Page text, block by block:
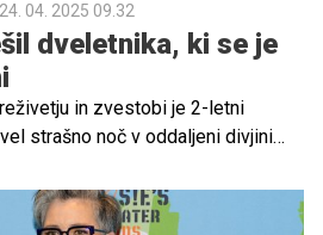
24. 04. 2025 09.32
dveletnika, ki se je
in zvestobi je 2-letni
strašno noč v oddaljeni divjini
je ganila mnoge in izpostavila
ljudmi in živalmi.